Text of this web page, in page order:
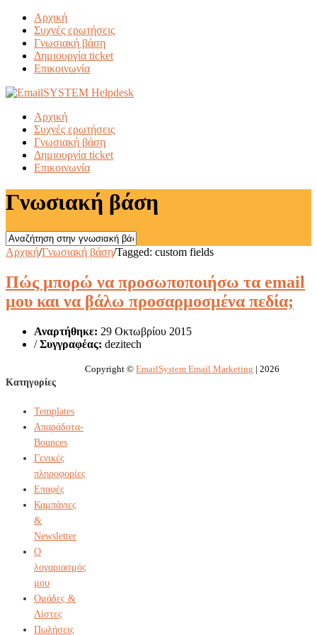
Αρχική
Συχνές ερωτήσεις
Γνωσιακή βάση
Δημιουργία ticket
Επικοινωνία
Αρχική
Συχνές ερωτήσεις
Γνωσιακή βάση
Δημιουργία ticket
Επικοινωνία
Γνωσιακή βάση
Αρχική/Γνωσιακή βάση/Tagged: custom fields
Πώς μπορώ να προσωποποιήσω τα email
μου και να βάλω προσαρμοσμένα πεδία;
Αναρτήθηκε: 29 Οκτωβρίου 2015
/ Συγγραφέας: dezitech
Κατηγορίες
Templates
Απαράδοτα-
Bounces
Γενικές
πληροφορίες
Επαφές
Καμπάνιες
&
Newsletter
Ο
λογαριασμός
μου
Ομάδες &
Λίστες
Πωλήσεις
Copyright ©EmailSystem Email Marketing | 2026